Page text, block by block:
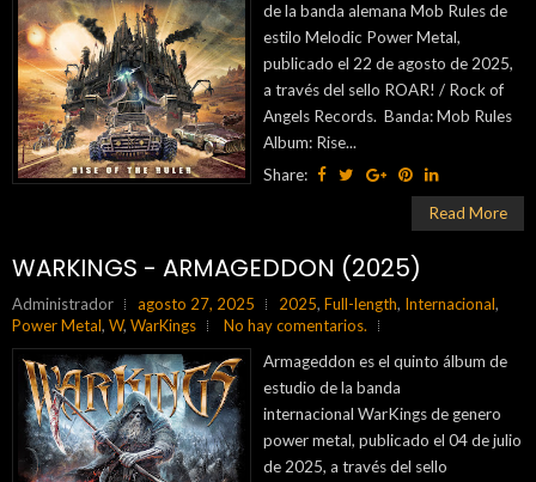
de la banda alemana Mob Rules de
estilo Melodic Power Metal,
publicado el 22 de agosto de 2025,
a través del sello ROAR! / Rock of
Angels Records. Banda: Mob Rules
Album: Rise...
Share:
Read More
WARKINGS - ARMAGEDDON (2025)
Administrador agosto 27, 2025 2025, Full-length, Internacional,
Power Metal, W, WarKings
No hay comentarios.
Armageddon es el quinto álbum de
estudio de la banda
internacional WarKings de genero
power metal, publicado el 04 de julio
de 2025, a través del sello